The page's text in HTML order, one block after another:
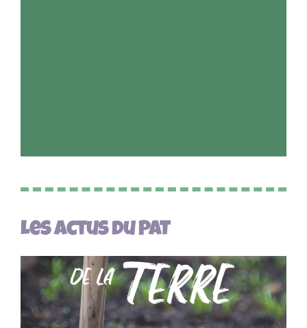
Les actus du PAT